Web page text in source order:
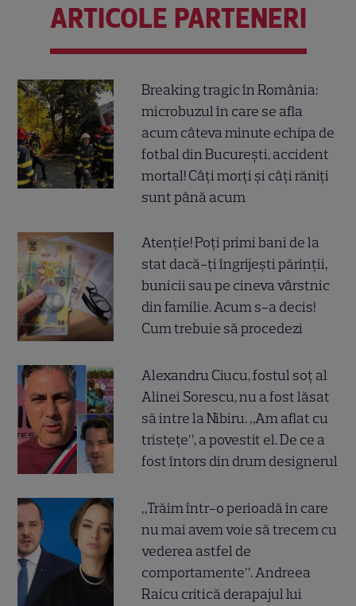
ARTICOLE PARTENERI
Breaking tragic în România:
microbuzul în care se afla
acum câteva minute echipa de
fotbal din București, accident
mortal! Câți morți și câți răniți
sunt până acum
Atenție! Poți primi bani de la
stat dacă-ți îngrijești părinții,
bunicii sau pe cineva vârstnic
din familie. Acum s-a decis!
Cum trebuie să procedezi
Alexandru Ciucu, fostul soț al
Alinei Sorescu, nu a fost lăsat
să intre la Nibiru. „Am aflat cu
tristețe”, a povestit el. De ce a
fost întors din drum designerul
„Trăim într-o perioadă în care
nu mai avem voie să trecem cu
vederea astfel de
comportamente”. Andreea
Raicu critică derapajul lui